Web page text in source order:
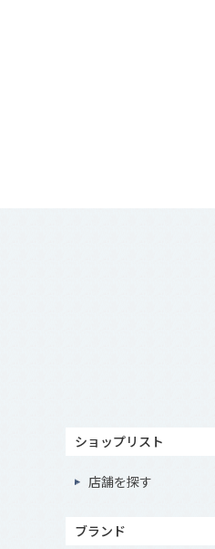
ショップリスト
店舗を探す
ブランド